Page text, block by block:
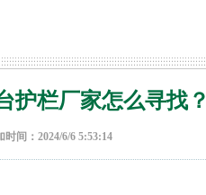
护栏厂家怎么寻找？
时间：2024/6/6 5:53:14